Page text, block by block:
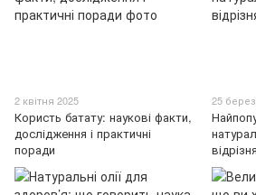
2 квітня 2025
Користь батату: наукові факти,
дослідження і практичні
поради
25